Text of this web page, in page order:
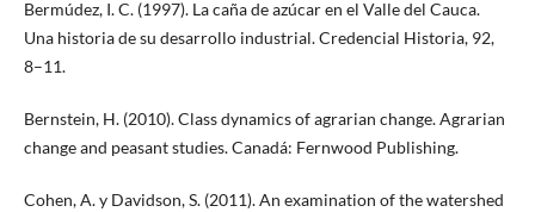
Bermúdez, I. C. (1997). La caña de azúcar en el Valle del Cauca.
Una historia de su desarrollo industrial. Credencial Historia, 92,
8–11.
Bernstein, H. (2010). Class dynamics of agrarian change. Agrarian
change and peasant studies. Canadá: Fernwood Publishing.
Cohen, A. y Davidson, S. (2011). An examination of the watershed